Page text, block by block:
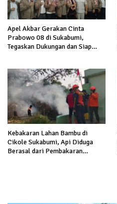
Apel Akbar Gerakan Cinta
Prabowo 08 di Sukabumi,
Tegaskan Dukungan dan Siap
Kebakaran Lahan Bambu di
Cikole Sukabumi, Api Diduga
Berasal dari Pembakaran